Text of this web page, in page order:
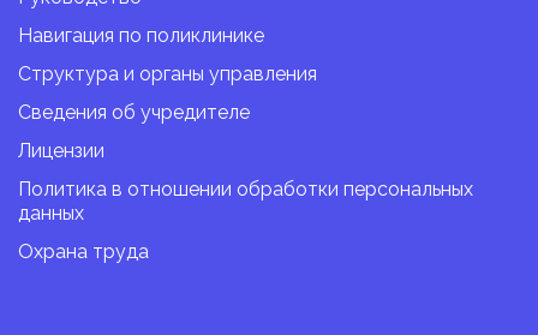
праздничные дни прием
ведется в поликлинике
ул. Интернациональной,
Навигация по поликлинике
Структура и органы управления
Сведения об учредителе
Лицензии
Политика в отношении обработки персональных
данных
Охрана труда